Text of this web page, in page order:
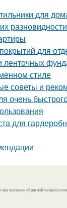
для
разновидности
для
ленточных
стиле
советы и
очень
для
указании обратной гиперссылки.